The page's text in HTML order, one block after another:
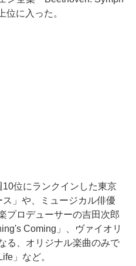
位に入った。
位にランクインした東京
」や、ミュージカル俳優
プロデューサーの吉田次郎
Coming」、ヴァイオリ
る、オリジナル楽曲のみで
」など。